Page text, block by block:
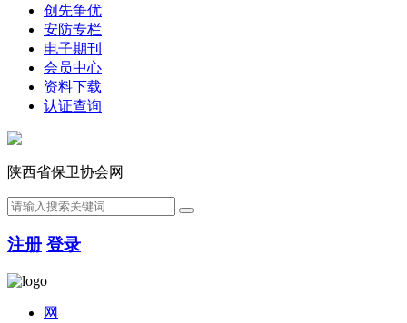
创先争优
安防专栏
电子期刊
会员中心
资料下载
认证查询
陕西省保卫协会网
注册 登录
网